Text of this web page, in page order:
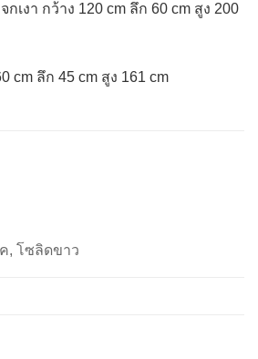
กเงา กว้าง 120 cm ลึก 60 cm สูง 200
cm ลึก 45 cm สูง 161 cm
, โซลิดขาว